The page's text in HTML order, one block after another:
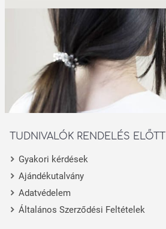
TUDNIVALÓK RENDELÉS ELŐTT
Gyakori kérdések
Ajándékutalvány
Adatvédelem
Általános Szerződési Feltételek